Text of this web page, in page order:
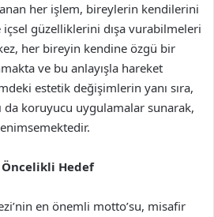
her işlem, bireylerin kendilerini
güzelliklerini dışa vurabilmeleri
her bireyin kendine özgü bir
ve bu anlayışla hareket
estetik değişimlerin yanı sıra,
da koruyucu uygulamalar sunarak,
Hedef
en önemli motto’su, misafir